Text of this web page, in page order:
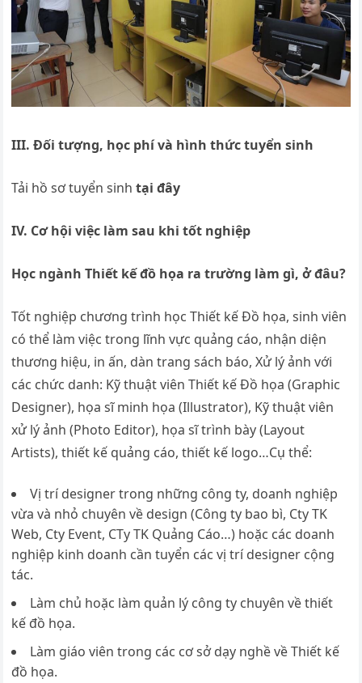
III. Đối tượng, học phí và hình thức tuyển sinh
Tải hồ sơ tuyển sinhtại đây
IV. Cơ hội việc làm sau khi tốt nghiệp
Học ngành Thiết kế đồ họa ra trường làm gì, ở đâu?
Tốt nghiệp chương trình học Thiết kế Đồ họa, sinh viên
có thể làm việc trong lĩnh vực quảng cáo, nhận diện
thương hiệu, in ấn, dàn trang sách báo, Xử lý ảnh với
các chức danh: Kỹ thuật viên Thiết kế Đồ họa (Graphic
Designer), họa sĩ minh họa (Illustrator), Kỹ thuật viên
xử lý ảnh (Photo Editor), họa sĩ trình bày (Layout
Artists), thiết kế quảng cáo, thiết kế logo…Cụ thể:
Vị trí designer trong những công ty, doanh nghiệp
vừa và nhỏ chuyên về design (Công ty bao bì, Cty TK
Web, Cty Event, CTy TK Quảng Cáo…) hoặc các doanh
nghiệp kinh doanh cần tuyển các vị trí designer cộng
tác.
Làm chủ hoặc làm quản lý công ty chuyên về thiết
kế đồ họa.
Làm giáo viên trong các cơ sở dạy nghề về Thiết kế
đồ họa.